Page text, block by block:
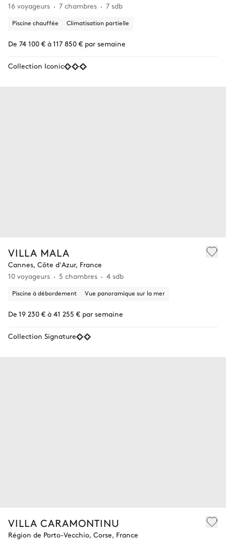
16 voyageurs
7 chambres 7 sdb
Piscine chauffée Climatisation partielle
De 74 100 € à 117 850 € par semaine
Collection Iconic
VILLA MALA
Cannes, Côte d'Azur, France
10 voyageurs
5 chambres 4 sdb
Piscine à débordement Vue panoramique sur la mer
De 19 230 € à 41 255 € par semaine
Collection Signature
VILLA CARAMONTINU
Région de Porto-Vecchio, Corse, France